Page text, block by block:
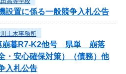
設置に係る一般競争入札公告
土木事務所
崩暮R7-K2他号 県単 崩落
・安心確保対策）（債務）他
入札公告